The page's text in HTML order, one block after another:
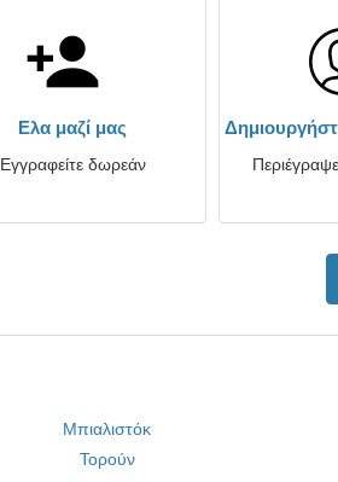
Ελα μαζί μας
Εγγραφείτε δωρεάν
Μπιαλιστόκ
Τορούν